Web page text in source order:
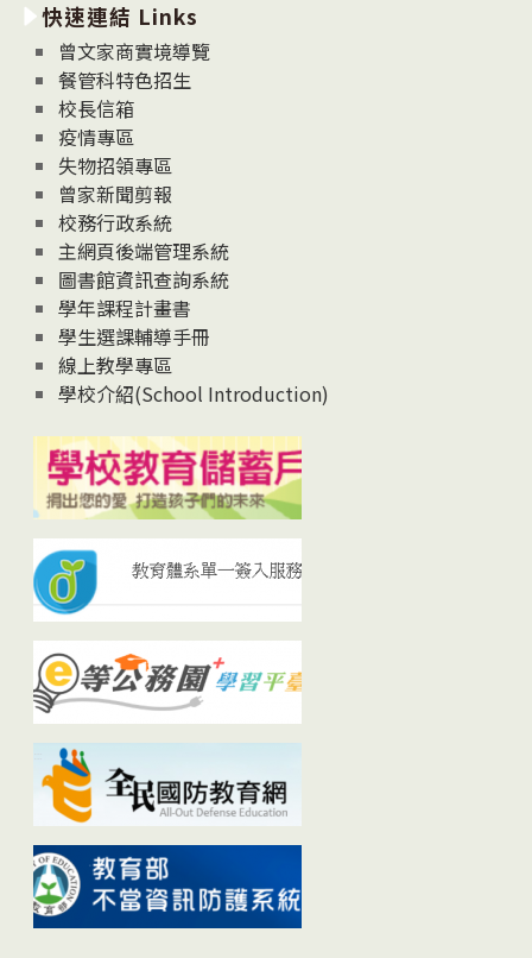
消
息
News
快速連結 Links
曾文家商實境導覽
餐管科特色招生
校長信箱
疫情專區
失物招領專區
曾家新聞剪報
校務行政系統
主網頁後端管理系統
圖書館資訊查詢系統
學年課程計畫書
學生選課輔導手冊
線上教學專區
學校介紹(School Introduction)